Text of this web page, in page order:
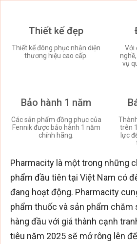
Thiết kế đẹp
Thiết kế đông phục nhận diện
thương hiệu cao cấp.
Với
vụ
Bảo hành 1 năm
Các sản phẩm đồng phục của
Fennik được bảo hành 1 năm
chính hãng.
trên
lực
Pharmacity là một trong những
phẩm đầu tiên tại Việt Nam có
đang hoạt động. Pharmacity
phẩm thuốc và sản phẩm chăm
hàng đầu với giá thành cạnh
tiêu năm 2025 sẽ mở rông lên